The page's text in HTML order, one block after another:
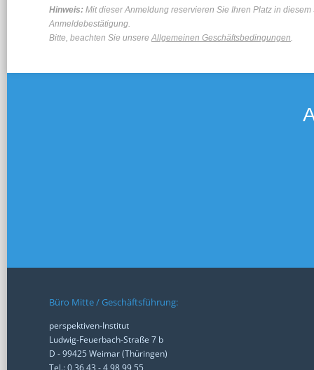
Hinweis: Mit dieser Anmeldung reservieren Sie Ihren Platz in
Anmeldebestätigung.
Bitte, beachten Sie unsereAllgemeinen Geschäftsbedingungen.
Büro Mitte / Geschäftsführung:
perspektiven-Institut
Ludwig-Feuerbach-Straße 7 b
D - 99425 Weimar (Thüringen)
Tel.: 0 36 43 - 4 98 99 55